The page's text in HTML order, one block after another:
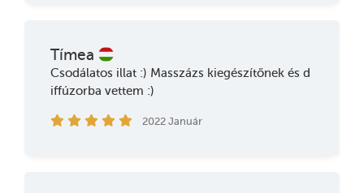
Tímea
Csodálatos illat :) Masszázs kiegészítőnek és d
iffúzorba vettem :)
2022 Január